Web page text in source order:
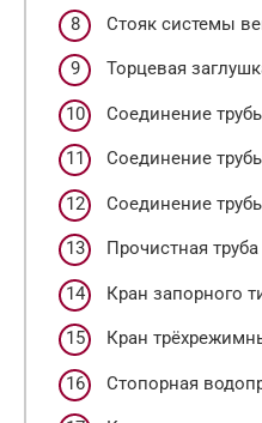
Стояк системы
Торцевая
Соединение
Соединение
Соединение
Прочистная труба
Кран запорного
Кран
Стопорная